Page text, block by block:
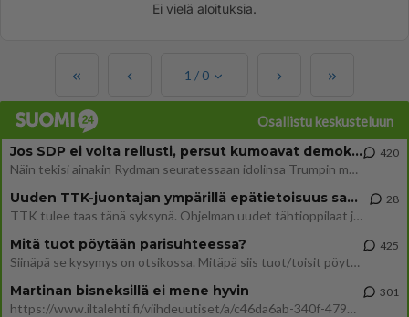
Ei vielä aloituksia.
1 / 0
Osallistu keskusteluun
Jos SDP ei voita reilusti, persut kumoavat demokratian Suomesta
Näin tekisi ainakin Rydman seuratessaan idolinsa Trumpin mallia https://www.is.fi/politiikka/art-2000012187244.html
420
Uuden TTK-juontajan ympärillä epätietoisuus sakenee - Nyt MTV hämmentää soppaa
TTK tulee taas tänä syksynä. Ohjelman uudet tähtioppilaat julkistetaan torstaina 6. elokuuta klo 14 alkavassa lehdistö
28
Mitä tuot pöytään parisuhteessa?
Siinäpä se kysymys on otsikossa. Mitäpä siis tuot/toisit pöytään parisuhteessa? Oletko mies vai nainen? Koetko sen mitä
425
Martinan bisneksillä ei mene hyvin
https://www.iltalehti.fi/viihdeuutiset/a/c46da6ab-340f-4790-aaa7-0865eed2336 Yrityksen konkurssihakemus on tullut kärä
301